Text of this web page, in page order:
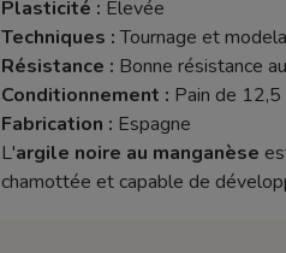
Plasticité : Élevée
Techniques :Tournage et
Résistance : Bonne résistance
Conditionnement : Pain de 12,5
Fabrication : Espagne
L'argile noire au manganèse
chamottée et capable de